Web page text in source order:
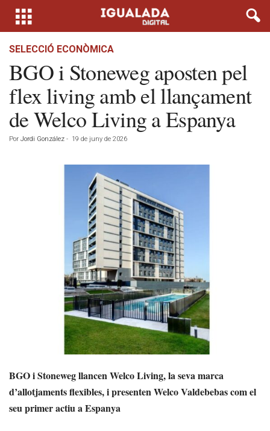
SELECCIÓ ECONÒMICA
BGO i Stoneweg aposten pel
flex living amb el llançament
de Welco Living a Espanya
Por Jordi González - 19 de juny de 2026
BGO i Stoneweg llancen Welco Living, la seva marca
d’allotjaments flexibles, i presenten Welco Valdebebas com el
seu primer actiu a Espanya